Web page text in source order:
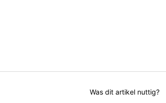
Was dit artikel nuttig?